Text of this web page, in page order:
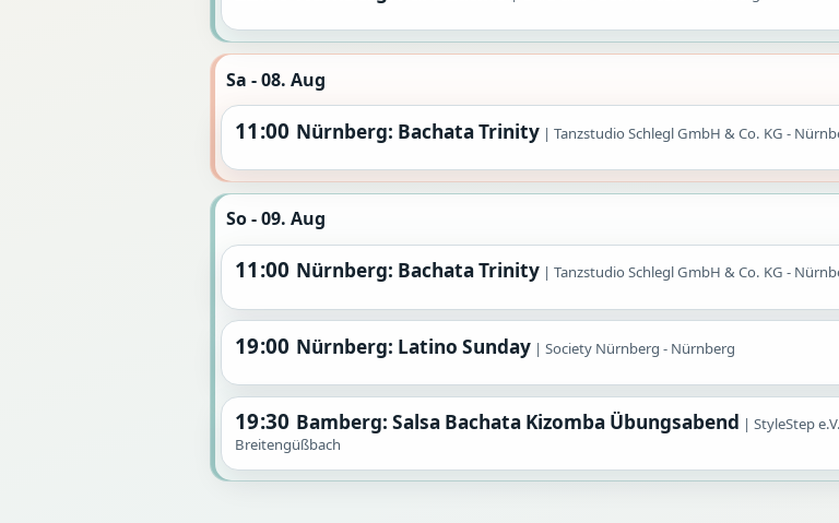
Sa - 08. Aug
11:00 Nürnberg: Bachata Trinity Tanzstudio Schlegl GmbH & Co. KG -
So - 09. Aug
11:00 Nürnberg: Bachata Trinity Tanzstudio Schlegl GmbH & Co. KG -
19:00 Nürnberg: Latino Sunday Society Nürnberg - Nürnberg
19:30 Bamberg: Salsa Bachata Kizomba Übungsabend
StyleStep
Breitengüßbach